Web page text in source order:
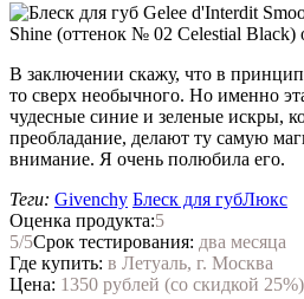
В заключении скажу, что в
то сверх необычного. Но именно
чудесные синие и зеленые искры,
преобладание, делают ту самую
внимание. Я очень полюбила его.
Теги: Givenchy Блеск для губЛюкс
Оценка продукта:5
5/5Срок тестирования: два месяца
Где купить: в Летуаль, г. Москва
Цена: 1350 рублей (со скидкой 25%)